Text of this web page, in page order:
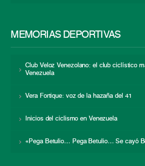
MEMORIAS DEPORTIVAS
Club Veloz Venezolano: el club ciclístico
Venezuela
Vera Fortique: voz de la hazaña del 41
Inicios del ciclismo en Venezuela
«Pega Betulio… Pega Betulio… Se cayó